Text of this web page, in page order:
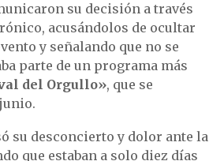
su decisión a través
acusándolos de ocultar
y señalando que no se
parte de un programa más
del Orgullo», que se
su desconcierto y dolor ante la
que estaban a solo diez días